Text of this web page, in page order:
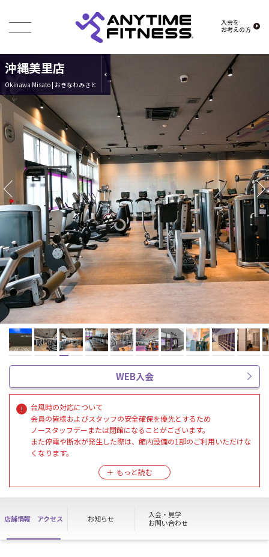
入会を
お考えの方
沖縄美里店
Okinawa Misato | おきなわみさと
WEB入会
台風時の対応について
会員の皆様およびスタッフの安全確保を優先とするため
ノースタッフデーまたは閉館になることがございます。
また停電や断水が発生した際は、館内設備の1部のご利用いただけな
くなります。
ご自身のご安心を最優先に行動していただけますようお願いいたし
店舗情報 アクセス お知らせ
入会・見学
お問い合わせ